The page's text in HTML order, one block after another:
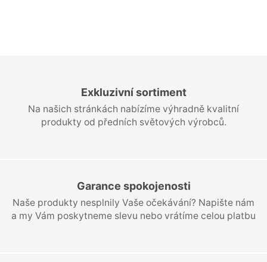
Exkluzivní sortiment
Na našich stránkách nabízíme výhradně kvalitní
produkty od předních světových výrobců.
Garance spokojenosti
Naše produkty nesplnily Vaše očekávání? Napište nám
a my Vám poskytneme slevu nebo vrátíme celou platbu